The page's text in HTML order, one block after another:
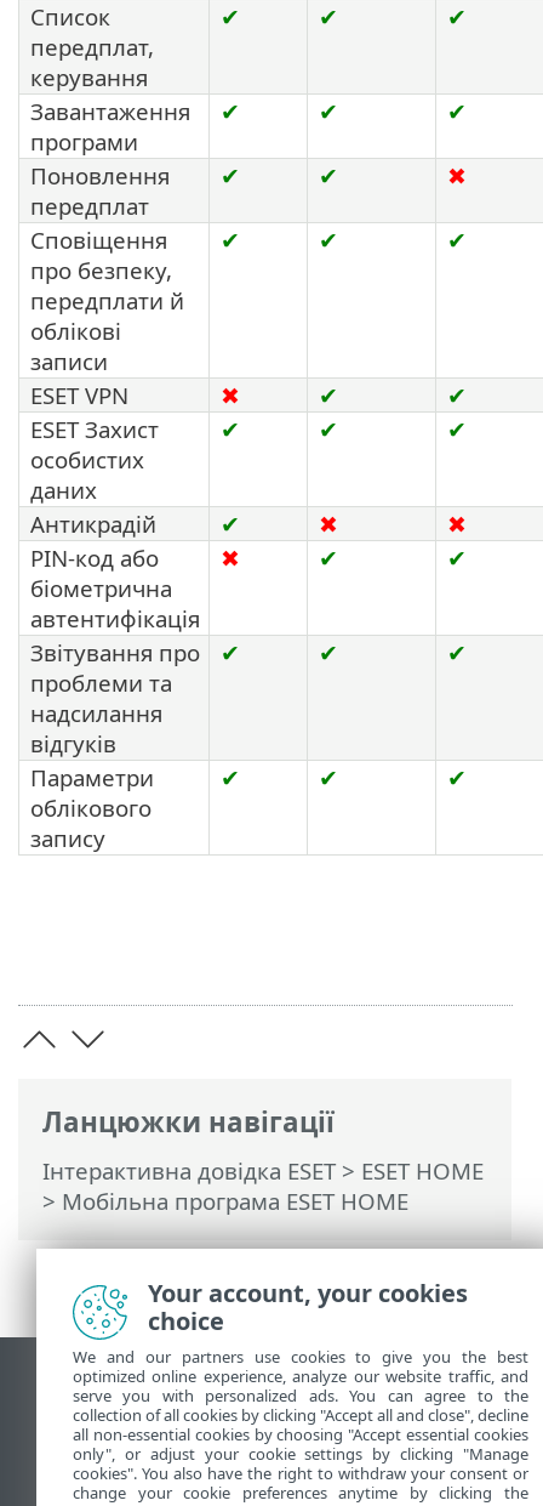
Ланцюжки навігації
Інтерактивна довідка ESET> ESET HOME
> Мобільна програма ESET HOME
Список
передплат,
керування
✔ ✔ ✔
Завантаження
програми
✔ ✔ ✔
Поновлення
передплат
✔ ✔ ✖
Сповіщення
про безпеку,
передплати й
облікові
записи
✔ ✔ ✔
ESET VPN ✖ ✔
✔
ESET Захист
особистих
даних
✔ ✔ ✔
Антикрадій ✔ ✖
✖
PIN-код або
біометрична
автентифікація
✖ ✔ ✔
Звітування про
проблеми та
надсилання
відгуків
✔ ✔ ✔
Параметри
облікового
запису
✔ ✔ ✔
Переглянути повну версію
End of Life
База знань ESET
Форум ESET
Your account, your cookies
choice
We and our partners use cookies to give you the best
optimized online experience, analyze our website traffic, and
serve you with personalized ads. You can agree to the
collection of all cookies by clicking "Accept all and close", decline
all non-essential cookies by choosing "Accept essential cookies
only", or adjust your cookie settings by clicking "Manage
cookies". You also have the right to withdraw your consent or
change your cookie preferences anytime by clicking the